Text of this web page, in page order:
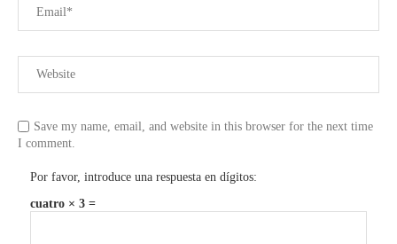
Save my name, email, and website in this browser for the next time
I comment.
Por favor, introduce una respuesta en dígitos:
cuatro × 3 =